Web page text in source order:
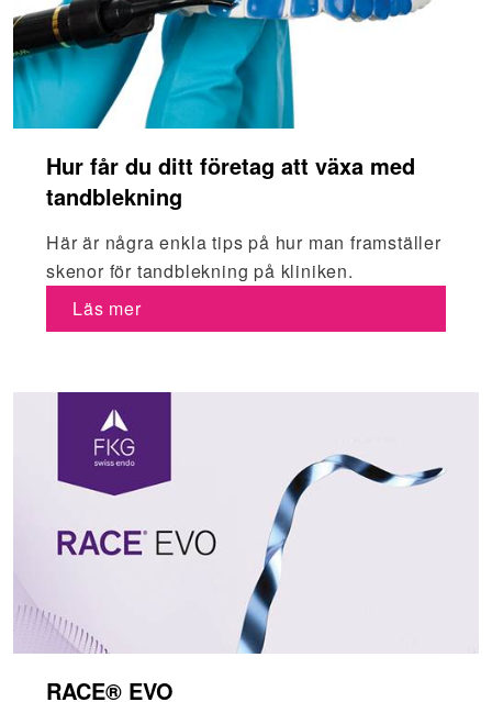
Hur får du ditt företag att växa med
tandblekning
Här är några enkla tips på hur man framställer
skenor för tandblekning på kliniken.
Läs mer
RACE® EVO